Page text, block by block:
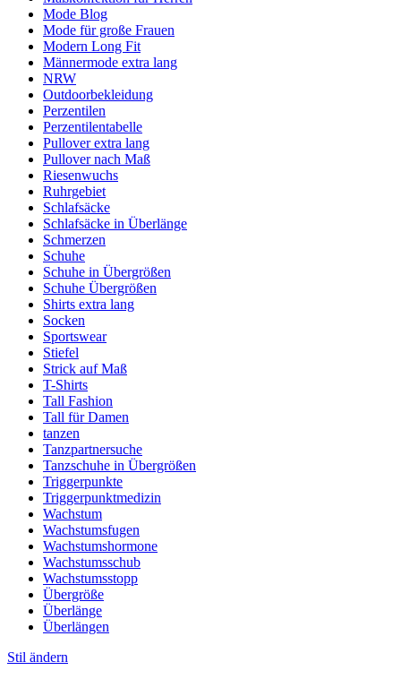
Mode Blog
Mode für große Frauen
Modern Long Fit
Männermode extra lang
NRW
Outdoorbekleidung
Perzentilen
Perzentilentabelle
Pullover extra lang
Pullover nach Maß
Riesenwuchs
Ruhrgebiet
Schlafsäcke
Schlafsäcke in Überlänge
Schmerzen
Schuhe
Schuhe in Übergrößen
Schuhe Übergrößen
Shirts extra lang
Socken
Sportswear
Stiefel
Strick auf Maß
T-Shirts
Tall Fashion
Tall für Damen
tanzen
Tanzpartnersuche
Tanzschuhe in Übergrößen
Triggerpunkte
Triggerpunktmedizin
Wachstum
Wachstumsfugen
Wachstumshormone
Wachstumsschub
Wachstumsstopp
Übergröße
Überlänge
Überlängen
Stil ändern